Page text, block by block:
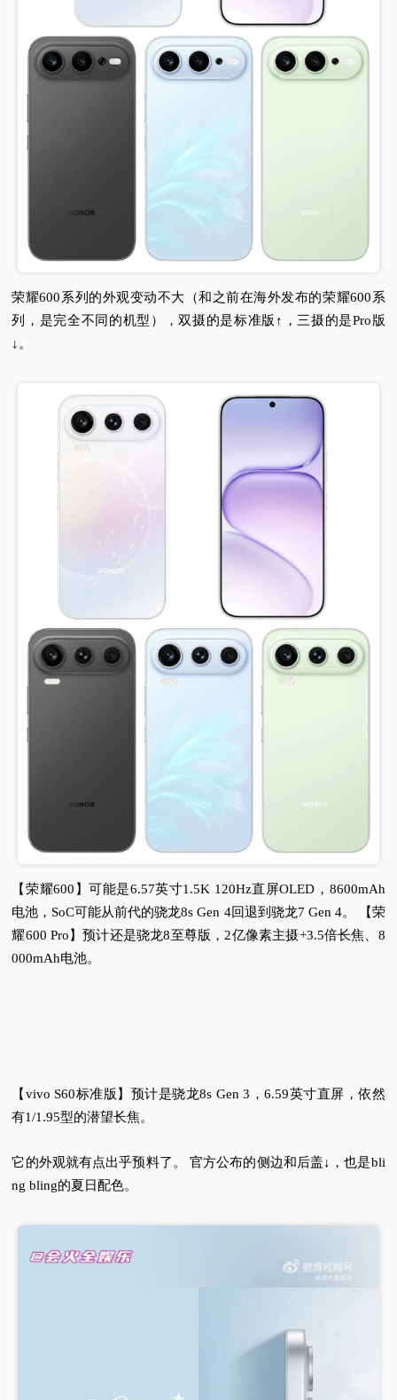
荣耀600系列的外观变动不大（和之前在海外发布的荣耀600系
列，是完全不同的机型），双摄的是标准版↑，三摄的是Pro版
↓。
【荣耀600】可能是6.57英寸1.5K 120Hz直屏OLED，8600mAh
电池，SoC可能从前代的骁龙8s Gen 4回退到骁龙7 Gen 4。 【荣
耀600 Pro】预计还是骁龙8至尊版，2亿像素主摄+3.5倍长焦、8
000mAh电池。
【vivo S60标准版】预计是骁龙8s Gen 3，6.59英寸直屏，依然
有1/1.95型的潜望长焦。
它的外观就有点出乎预料了。 官方公布的侧边和后盖↓，也是bli
ng bling的夏日配色。